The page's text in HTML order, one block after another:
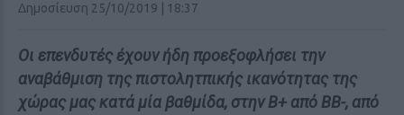
Δημοσίευση 25/10/2019 | 18:37
Οι επενδυτές έχουν ήδη προεξοφλήσει την
αναβάθμιση της πιστολητπικής ικανότητας της
χώρας μας κατά μία βαθμίδα, στην Β+ από ΒΒ-, από